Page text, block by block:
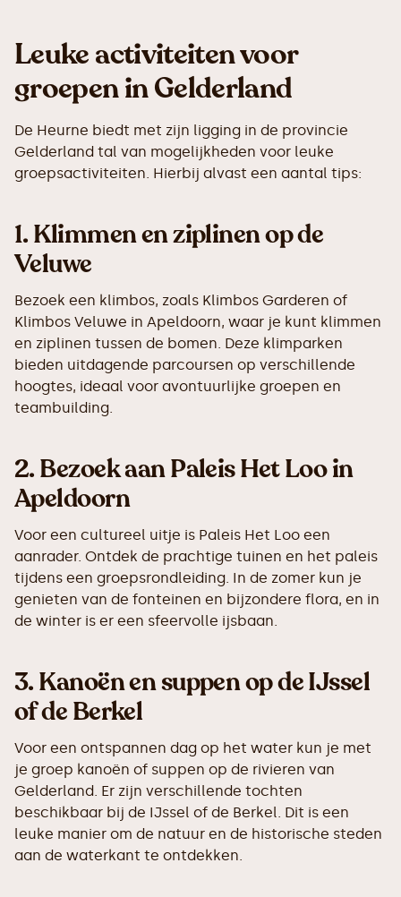
Leuke activiteiten voor
groepen in Gelderland
De Heurne biedt met zijn ligging in de provincie
Gelderland tal van mogelijkheden voor leuke
groepsactiviteiten. Hierbij alvast een aantal tips:
1.Klimmen en ziplinen op de
Veluwe
Bezoek een klimbos, zoals Klimbos Garderen of
Klimbos Veluwe in Apeldoorn, waar je kunt klimmen
en ziplinen tussen de bomen. Deze klimparken
bieden uitdagende parcoursen op verschillende
hoogtes, ideaal voor avontuurlijke groepen en
teambuilding.
2.Bezoek aan Paleis Het Loo in
Apeldoorn
Voor een cultureel uitje is Paleis Het Loo een
aanrader. Ontdek de prachtige tuinen en het paleis
tijdens een groepsrondleiding. In de zomer kun je
genieten van de fonteinen en bijzondere flora, en in
de winter is er een sfeervolle ijsbaan.
3.Kanoën en suppen op de IJssel
of de Berkel
Voor een ontspannen dag op het water kun je met
je groep kanoën of suppen op de rivieren van
Gelderland. Er zijn verschillende tochten
beschikbaar bij de IJssel of de Berkel. Dit is een
leuke manier om de natuur en de historische steden
aan de waterkant te ontdekken.